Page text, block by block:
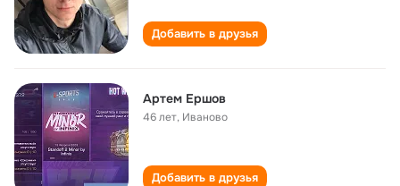
Добавить в друзья
Артем Ершов
46 лет, Иваново
Добавить в друзья